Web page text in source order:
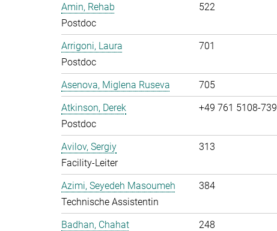
Amin, Rehab
Postdoc
522
Arrigoni, Laura
Postdoc
701
Asenova, Miglena Ruseva 705
Atkinson, Derek
Postdoc
+49 761 5108-739
Avilov, Sergiy
Facility-Leiter
313
Azimi, Seyedeh Masoumeh
Technische Assistentin
384
Badhan, Chahat
248